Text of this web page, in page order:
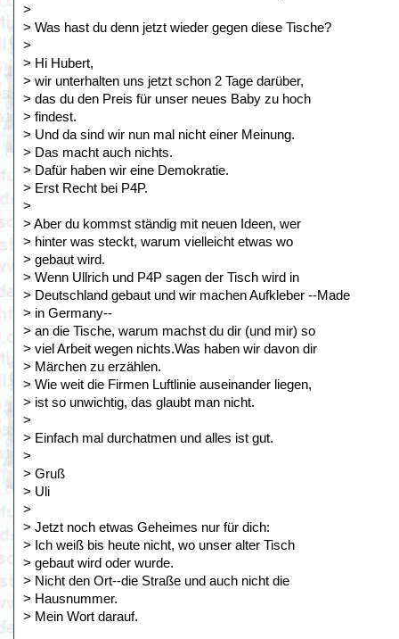
>
> Was hast du denn jetzt wieder gegen diese Tische?
>
> Hi Hubert,
> wir unterhalten uns jetzt schon 2 Tage darüber,
> das du den Preis für unser neues Baby zu hoch
> findest.
> Und da sind wir nun mal nicht einer Meinung.
> Das macht auch nichts.
> Dafür haben wir eine Demokratie.
> Erst Recht bei P4P.
>
> Aber du kommst ständig mit neuen Ideen, wer
> hinter was steckt, warum vielleicht etwas wo
> gebaut wird.
> Wenn Ullrich und P4P sagen der Tisch wird in
> Deutschland gebaut und wir machen Aufkleber --Made
> in Germany--
> an die Tische, warum machst du dir (und mir) so
> viel Arbeit wegen nichts.Was haben wir davon dir
> Märchen zu erzählen.
> Wie weit die Firmen Luftlinie auseinander liegen,
> ist so unwichtig, das glaubt man nicht.
>
> Einfach mal durchatmen und alles ist gut.
>
> Gruß
> Uli
>
> Jetzt noch etwas Geheimes nur für dich:
> Ich weiß bis heute nicht, wo unser alter Tisch
> gebaut wird oder wurde.
> Nicht den Ort--die Straße und auch nicht die
> Hausnummer.
> Mein Wort darauf.